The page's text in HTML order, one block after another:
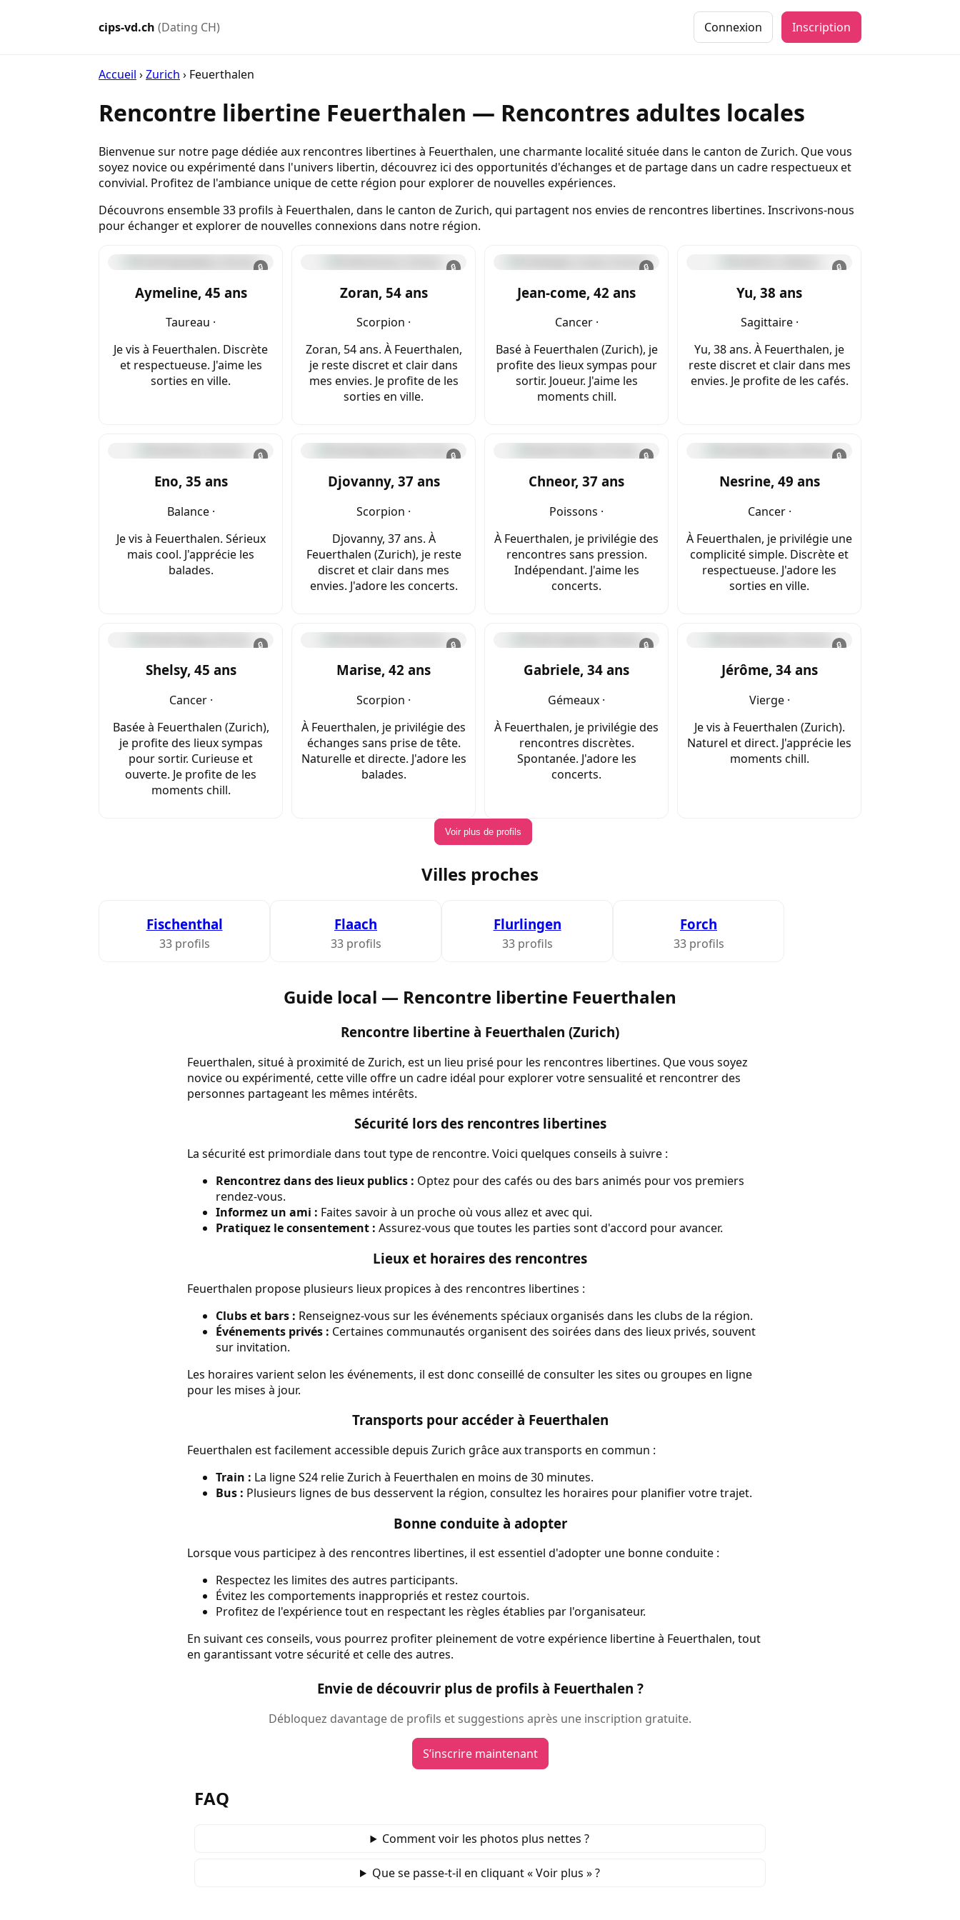
cips-vd.ch (Dating CH) Connexion Inscription
Accueil ›Zurich › Feuerthalen
Rencontre libertine Feuerthalen — Rencontres adultes locales
Bienvenue sur notre page dédiée aux rencontres libertines à Feuerthalen, une charmante localité située dans le canton de Zurich. Que vous
soyez novice ou expérimenté dans l'univers libertin, découvrez ici des opportunités d'échanges et de partage dans un cadre respectueux et
convivial. Profitez de l'ambiance unique de cette région pour explorer de nouvelles expériences.
Découvrons ensemble 33 profils à Feuerthalen, dans le canton de Zurich, qui partagent nos envies de rencontres libertines. Inscrivons-nous
pour échanger et explorer de nouvelles connexions dans notre région.
🔒
Aymeline, 45 ans
Taureau ·
Je vis à Feuerthalen. Discrète
et respectueuse. J'aime les
sorties en ville.
🔒
Zoran, 54 ans
Scorpion ·
Zoran, 54 ans. À Feuerthalen,
je reste discret et clair dans
mes envies. Je profite de les
sorties en ville.
🔒
Jean-come, 42 ans
Cancer ·
Basé à Feuerthalen (Zurich), je
profite des lieux sympas pour
sortir. Joueur. J'aime les
moments chill.
🔒
Yu, 38 ans
Sagittaire ·
Yu, 38 ans. À Feuerthalen, je
reste discret et clair dans mes
envies. Je profite de les cafés.
🔒
Eno, 35 ans
Balance ·
Je vis à Feuerthalen. Sérieux
mais cool. J'apprécie les
balades.
🔒
Djovanny, 37 ans
Scorpion ·
Djovanny, 37 ans. À
Feuerthalen (Zurich), je reste
discret et clair dans mes
envies. J'adore les concerts.
🔒
Chneor, 37 ans
Poissons ·
À Feuerthalen, je privilégie des
rencontres sans pression.
Indépendant. J'aime les
concerts.
🔒
Nesrine, 49 ans
Cancer ·
À Feuerthalen, je privilégie une
complicité simple. Discrète et
respectueuse. J'adore les
sorties en ville.
🔒
Shelsy, 45 ans
Cancer ·
Basée à Feuerthalen (Zurich),
je profite des lieux sympas
pour sortir. Curieuse et
ouverte. Je profite de les
moments chill.
🔒
Marise, 42 ans
Scorpion ·
À Feuerthalen, je privilégie des
échanges sans prise de tête.
Naturelle et directe. J'adore les
balades.
🔒
Gabriele, 34 ans
Gémeaux ·
À Feuerthalen, je privilégie des
rencontres discrètes.
Spontanée. J'adore les
concerts.
🔒
Jérôme, 34 ans
Vierge ·
Je vis à Feuerthalen (Zurich).
Naturel et direct. J'apprécie les
moments chill.
Voir plus de profils
Villes proches
Fischenthal
33 profils
Flaach
33 profils
Flurlingen
33 profils
Forch
33 profils
Guide local — Rencontre libertine Feuerthalen
Rencontre libertine à Feuerthalen (Zurich)
Feuerthalen, situé à proximité de Zurich, est un lieu prisé pour les rencontres libertines. Que vous soyez
novice ou expérimenté, cette ville offre un cadre idéal pour explorer votre sensualité et rencontrer des
personnes partageant les mêmes intérêts.
Sécurité lors des rencontres libertines
La sécurité est primordiale dans tout type de rencontre. Voici quelques conseils à suivre :
Rencontrez dans des lieux publics : Optez pour des cafés ou des bars animés pour vos premiers
rendez-vous.
Informez un ami : Faites savoir à un proche où vous allez et avec qui.
Pratiquez le consentement : Assurez-vous que toutes les parties sont d'accord pour avancer.
Lieux et horaires des rencontres
Feuerthalen propose plusieurs lieux propices à des rencontres libertines :
Clubs et bars : Renseignez-vous sur les événements spéciaux organisés dans les clubs de la région.
Événements privés : Certaines communautés organisent des soirées dans des lieux privés, souvent
sur invitation.
Les horaires varient selon les événements, il est donc conseillé de consulter les sites ou groupes en ligne
pour les mises à jour.
Transports pour accéder à Feuerthalen
Feuerthalen est facilement accessible depuis Zurich grâce aux transports en commun :
Train : La ligne S24 relie Zurich à Feuerthalen en moins de 30 minutes.
Bus : Plusieurs lignes de bus desservent la région, consultez les horaires pour planifier votre trajet.
Bonne conduite à adopter
Lorsque vous participez à des rencontres libertines, il est essentiel d'adopter une bonne conduite :
Respectez les limites des autres participants.
Évitez les comportements inappropriés et restez courtois.
Profitez de l'expérience tout en respectant les règles établies par l'organisateur.
En suivant ces conseils, vous pourrez profiter pleinement de votre expérience libertine à Feuerthalen, tout
en garantissant votre sécurité et celle des autres.
Envie de découvrir plus de profils à Feuerthalen ?
Débloquez davantage de profils et suggestions après une inscription gratuite.
S’inscrire maintenant
FAQ
Comment voir les photos plus nettes ?
Que se passe‑t‑il en cliquant « Voir plus » ?